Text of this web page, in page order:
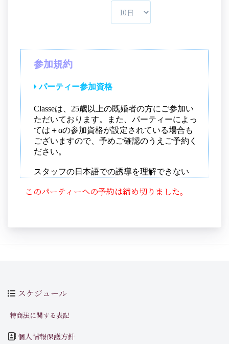
このパーティーへの予約は締め切りました。
スケジュール
特商法に関する表記
個人情報保護方針